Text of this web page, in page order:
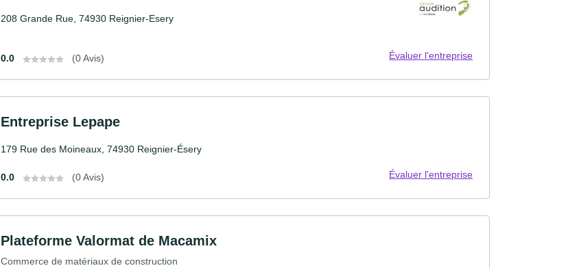
208 Grande Rue, 74930 Reignier-Esery
0.0 (0 Avis) Évaluer l'entreprise
Entreprise Lepape
179 Rue des Moineaux, 74930 Reignier-Ésery
0.0 (0 Avis) Évaluer l'entreprise
Plateforme Valormat de Macamix
Commerce de matériaux de construction